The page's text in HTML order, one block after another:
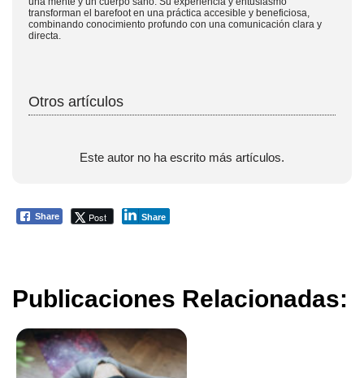
transforman el barefoot en una práctica accesible y beneficiosa,
combinando conocimiento profundo con una comunicación clara y
directa.
Otros artículos
Este autor no ha escrito más artículos.
Share Post Share
Publicaciones Relacionadas: